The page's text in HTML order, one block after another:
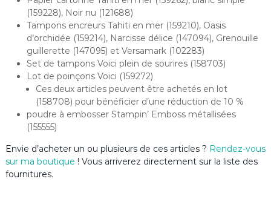
(159228), Noir nu (121688)
Tampons encreurs Tahiti en mer (159210), Oasis
d’orchidée (159214), Narcisse délice (147094), Grenouille
guillerette (147095) et Versamark (102283)
Set de tampons Voici plein de sourires (158703)
Lot de poinçons Voici (159272)
Ces deux articles peuvent être achetés en lot
(158708) pour bénéficier d’une réduction de 10 %
poudre à embosser Stampin’ Emboss métallisées
(155555)
Envie d’acheter un ou plusieurs de ces articles ? Rendez-vous
sur ma boutique ! Vous arriverez directement sur la liste des
fournitures.